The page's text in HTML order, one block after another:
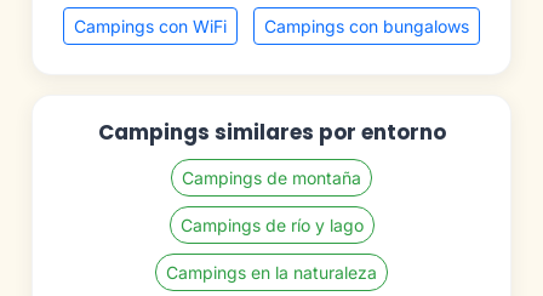
Campings con WiFi Campings con bungalows
Campings similares por entorno
Campings de montaña
Campings de río y lago
Campings en la naturaleza